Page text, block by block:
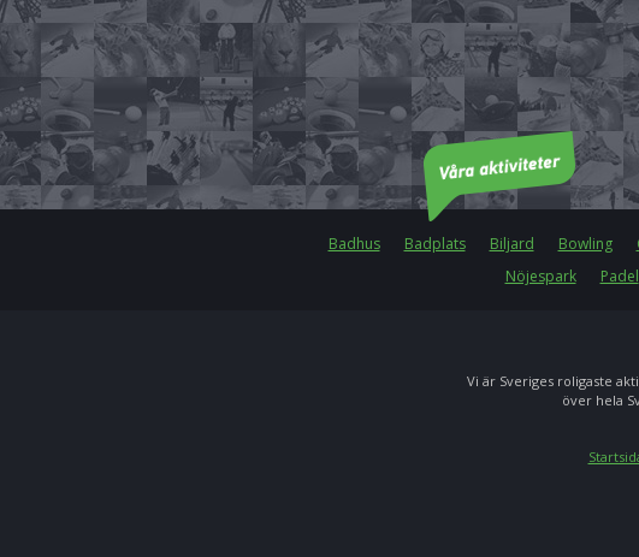
Badhus Badplats Biljard Bowling
Nöjespark
Padel
Vi är Sveriges roligaste
över hela